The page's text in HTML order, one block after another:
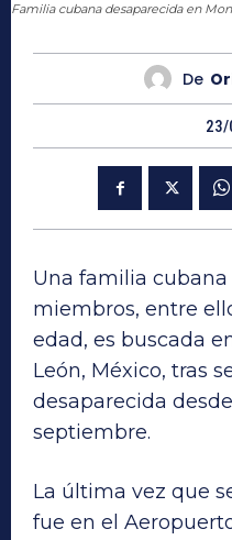
Familia cubana desaparecida en
De
Una familia
miembros, entre
edad, es buscada
León, México, tras
desaparecida
septiembre.
La última vez que
fue en el